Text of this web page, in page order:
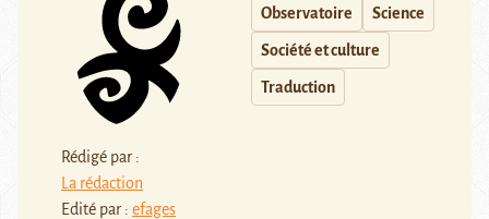
Rédigé par :
La rédaction
Edité par : efages
Observatoire Science
Société et culture
Traduction